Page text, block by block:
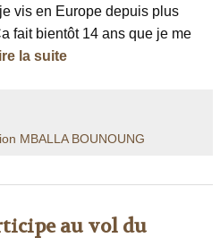
vis en Europe depuis plus
fait bientôt 14 ans que je me
la suite
MBALLA BOUNOUNG
au vol du